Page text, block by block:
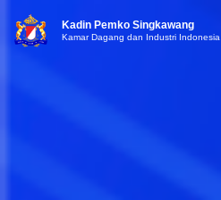
Kadin Pemko Singkawang
Kamar Dagang dan Industri Indonesia